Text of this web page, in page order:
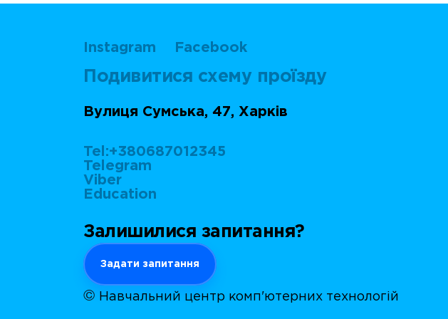
Instagram Facebook
Подивитися схему проїзду
Вулиця Сумська, 47, Харків
Tel:+380687012345
Telegram
Viber
Education
Залишилися запитання?
Задати запитання
© Навчальний центр комп'ютерних технологій